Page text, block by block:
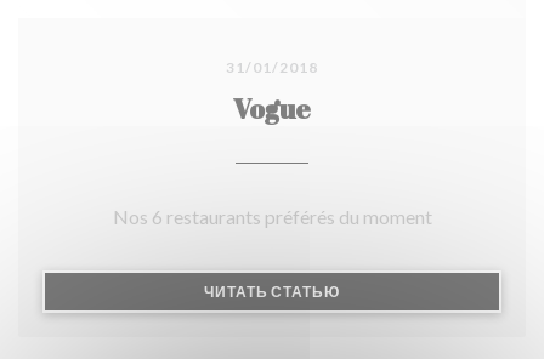
31/01/2018
Vogue
Nos 6 restaurants préférés du moment
ЧИТАТЬ СТАТЬЮ((ОТКРЫВАЕТСЯ В